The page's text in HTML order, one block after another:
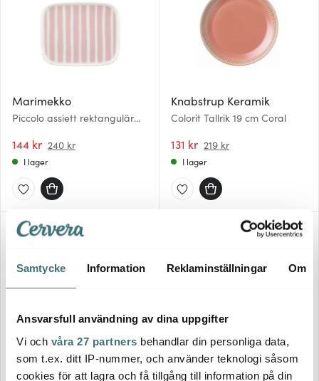
Samtycke Information Reklaminställningar Om
Ansvarsfull användning av dina uppgifter
Vi och våra 27 partners behandlar din personliga data,
som t.ex. ditt IP-nummer, och använder teknologi såsom
cookies för att lagra och få tillgång till information på din
Marimekko
Piccolo assiett rektangulär
144 kr 240 kr
I lager
Knabstrup Keramik
Colorit Tallrik 19 cm Coral
131 kr 219 kr
I lager
Rörstrand Rörstrand